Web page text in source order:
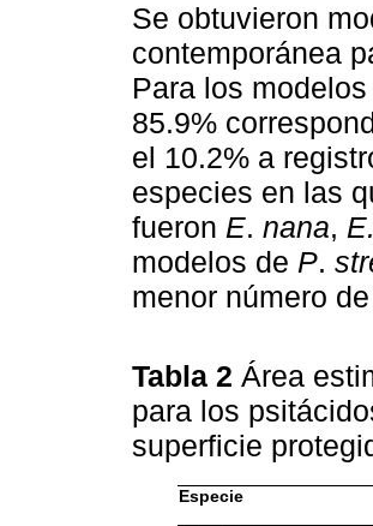
Se obtuvieron
contemporánea
Para los
85.9%
el 10.2% a
especies en las
fueron E. nana,
modelos de P.
menor número
Tabla 2 Área
para los
superficie
Especie